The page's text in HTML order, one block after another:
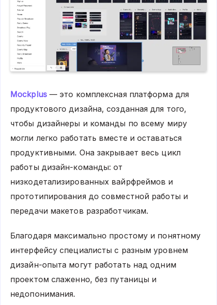
Mockplus— это комплексная платформа для
продуктового дизайна, созданная для того,
чтобы дизайнеры и команды по всему миру
могли легко работать вместе и оставаться
продуктивными. Она закрывает весь цикл
работы дизайн-команды: от
низкодетализированных вайрфреймов и
прототипирования до совместной работы и
передачи макетов разработчикам.
Благодаря максимально простому и понятному
интерфейсу специалисты с разным уровнем
дизайн-опыта могут работать над одним
проектом слаженно, без путаницы и
недопонимания.